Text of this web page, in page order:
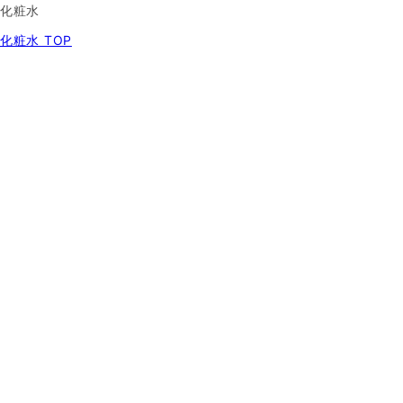
化粧水
化粧水 TOP